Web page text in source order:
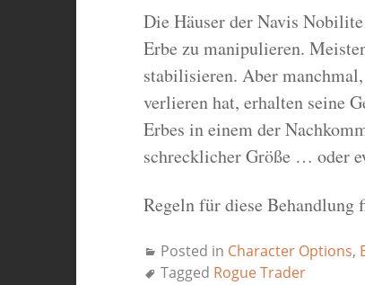
Die Häuser der Navis
Erbe zu manipulieren.
stabilisieren. Aber
verlieren hat, erhalten seine
Erbes in einem der
schrecklicher Größe … oder
Regeln für diese Behandlung
Posted in Character Options,
Tagged Rogue Trader